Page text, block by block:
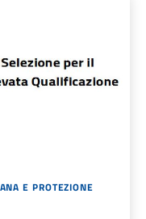
E PROTEZIONE